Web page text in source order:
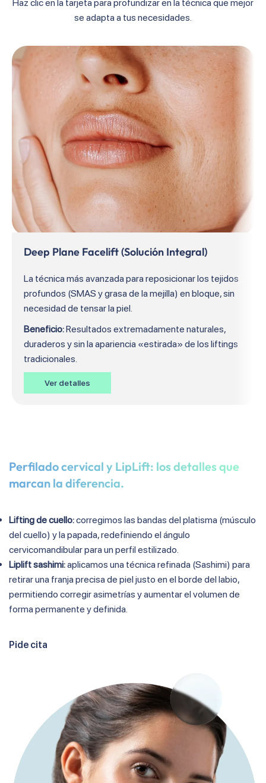
Haz clic en la tarjeta para profundizar en la técnica que mejor
se adapta a tus necesidades.
Deep Plane Facelift (Solución Integral)
La técnica más avanzada para reposicionar los tejidos
profundos (SMAS y grasa de la mejilla) en bloque, sin
necesidad de tensar la piel.
Beneficio:Resultados extremadamente naturales,
duraderos y sin la apariencia «estirada» de los liftings
tradicionales.
Ver detalles
Perfilado cervical y LipLift: los detalles que
marcan la diferencia.
Lifting de cuello:corregimos las bandas del platisma (músculo
del cuello) y la papada, redefiniendo el ángulo
cervicomandibular para un perfil estilizado.
Liplift sashimi:aplicamos una técnica refinada (Sashimi) para
retirar una franja precisa de piel justo en el borde del labio,
permitiendo corregir asimetrías y aumentar el volumen de
forma permanente y definida.
Pide cita